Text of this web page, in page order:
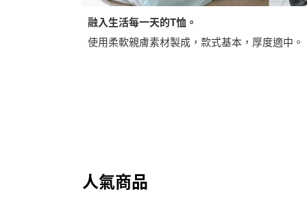
融入生活每一天的T恤。
使用柔軟親膚素材製成，款式基本，厚度適中。
人氣商品